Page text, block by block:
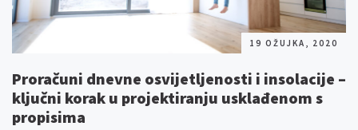
19 OŽUJKA, 2020
Proračuni dnevne osvijetljenosti i insolacije –
ključni korak u projektiranju usklađenom s
propisima